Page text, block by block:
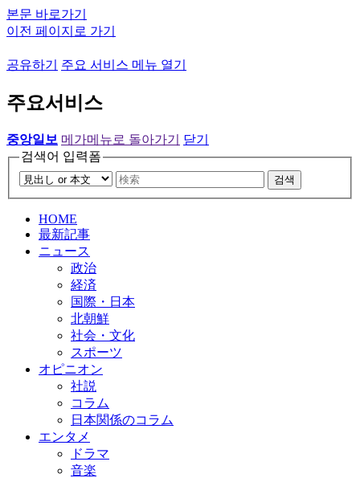
본문 바로가기
이전 페이지로 가기
공유하기 주요 서비스 메뉴 열기
주요서비스
중앙일보 메가메뉴로 돌아가기
닫기
검색어 입력폼
검색
HOME
最新記事
ニュース
政治
経済
国際・日本
北朝鮮
社会・文化
スポーツ
オピニオン
社説
コラム
日本関係のコラム
エンタメ
ドラマ
音楽